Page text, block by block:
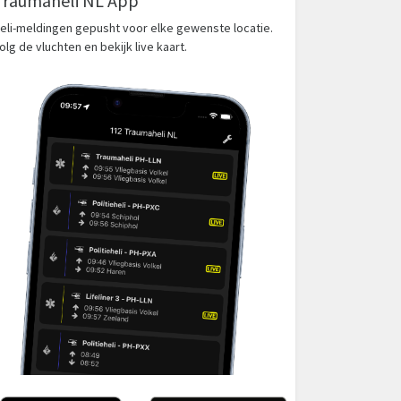
meldingen gepusht voor elke gewenste locatie.
de vluchten en bekijk live kaart.